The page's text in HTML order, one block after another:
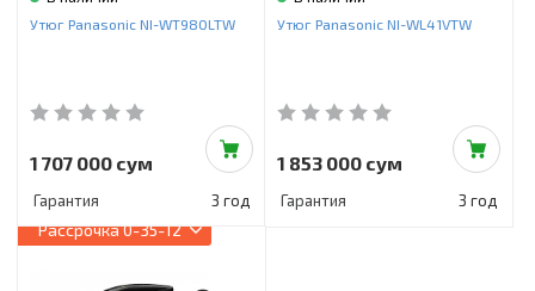
Инструменты и техника
Красота и здоровье
Пылесосы
Фильтры для воды
Сантехника
Утюг Panasonic NI-WT980LTW
1 707 000 сум
Гарантия 3 год
Утюг Panasonic NI-WL41VTW
1 853 000 сум
Гарантия 3 год
Рассрочка0-35-12